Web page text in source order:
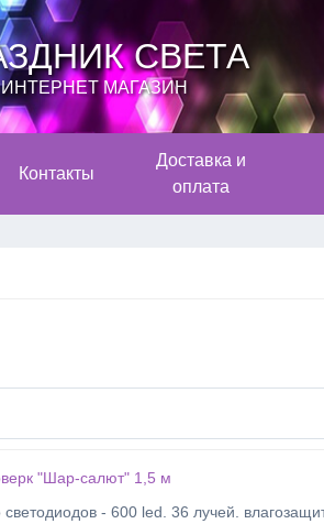
СВЕТА
ИНТЕРНЕТ МАГАЗИН
Контакты
Доставка и
оплата
"Шар-салют" 1,5 м
- 600 led. 36 лучей.